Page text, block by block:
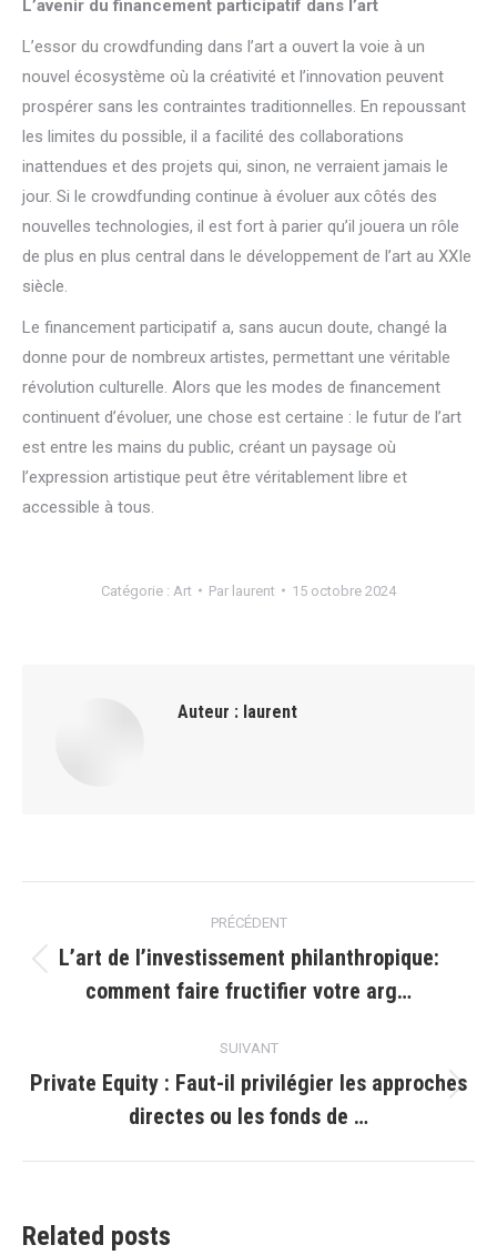
L’avenir du financement participatif dans l’art
L’essor du crowdfunding dans l’art a ouvert la voie à un
nouvel écosystème où la créativité et l’innovation peuvent
prospérer sans les contraintes traditionnelles. En repoussant
les limites du possible, il a facilité des collaborations
inattendues et des projets qui, sinon, ne verraient jamais le
jour. Si le crowdfunding continue à évoluer aux côtés des
nouvelles technologies, il est fort à parier qu’il jouera un rôle
de plus en plus central dans le développement de l’art au XXIe
siècle.
Le financement participatif a, sans aucun doute, changé la
donne pour de nombreux artistes, permettant une véritable
révolution culturelle. Alors que les modes de financement
continuent d’évoluer, une chose est certaine : le futur de l’art
est entre les mains du public, créant un paysage où
l’expression artistique peut être véritablement libre et
accessible à tous.
Catégorie : Art Par laurent 15 octobre 2024
Auteur : laurent
article
PRÉCÉDENT
Article
précédent
L’art de l’investissement philanthropique:
comment faire fructifier votre arg…
SUIVANT
suivant
:
Private Equity : Faut-il privilégier les approches
directes ou les fonds de …
Related posts